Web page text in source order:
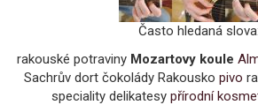
Často hledaná slova:
rakouské potraviny Mozartovy koule
Sachrův dort čokolády Rakousko pivo
speciality delikatesy přírodní